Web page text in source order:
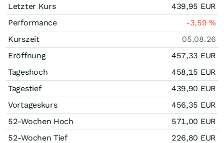
Letzter Kurs
439,95 EUR
Performance
-3,59%
Kurszeit
05.08.26
Eröffnung
457,33 EUR
Tageshoch
458,15 EUR
Tagestief
439,90 EUR
Vortageskurs
456,35 EUR
52-Wochen Hoch
571,00 EUR
52-Wochen Tief
226,80 EUR